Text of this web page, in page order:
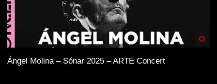
Ángel Molina – Sónar 2025 – ARTE Concert